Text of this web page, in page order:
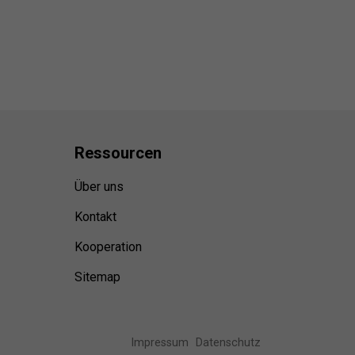
Ressourcen
Über uns
Kontakt
Kooperation
Sitemap
Impressum Datenschutz